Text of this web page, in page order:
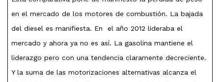
en el mercado de los motores de combustión. La bajada
del diesel es manifiesta. En el año 2012 lideraba el
mercado y ahora ya no es así. La gasolina mantiene el
liderazgo pero con una tendencia claramente decreciente.
Y la suma de las motorizaciones alternativas alcanza el